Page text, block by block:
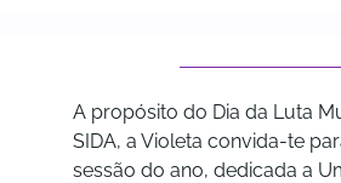
A propósito do Dia da Luta
SIDA, a Violeta convida-te
sessão do ano, dedicada a